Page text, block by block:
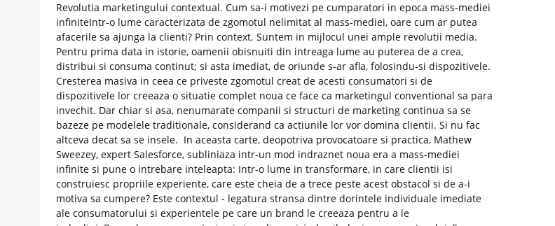
Revolutia marketingului contextual. Cum sa-i motivezi pe cumparatori in epoca mass-mediei
infiniteIntr-o lume caracterizata de zgomotul nelimitat al mass-mediei, oare cum ar putea
afacerile sa ajunga la clienti? Prin context. Suntem in mijlocul unei ample revolutii media.
Pentru prima data in istorie, oamenii obisnuiti din intreaga lume au puterea de a crea,
distribui si consuma continut; si asta imediat, de oriunde s-ar afla, folosindu-si dispozitivele.
Cresterea masiva in ceea ce priveste zgomotul creat de acesti consumatori si de
dispozitivele lor creeaza o situatie complet noua ce face ca marketingul conventional sa para
invechit. Dar chiar si asa, nenumarate companii si structuri de marketing continua sa se
bazeze pe modelele traditionale, considerand ca actiunile lor vor domina clientii. Si nu fac
altceva decat sa se insele. In aceasta carte, deopotriva provocatoare si practica, Mathew
Sweezey, expert Salesforce, subliniaza intr-un mod indraznet noua era a mass-mediei
infinite si pune o intrebare inteleapta: Intr-o lume in transformare, in care clientii isi
construiesc propriile experiente, care este cheia de a trece peste acest obstacol si de a-i
motiva sa cumpere? Este contextul - legatura stransa dintre dorintele individuale imediate
ale consumatorului si experientele pe care un brand le creeaza pentru a le